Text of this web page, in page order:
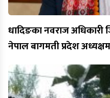
धादिङका नवराज
नेपाल बागमती प्रदेश